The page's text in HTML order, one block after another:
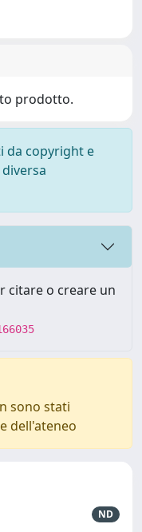
prodotto.
da copyright e
citare o creare un
sono stati
dell'ateneo
ND